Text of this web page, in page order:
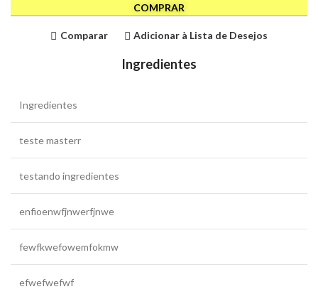
COMPRAR
Comparar Adicionar à Lista de Desejos
Ingredientes
Ingredientes
teste masterr
testando ingredientes
enfioenwfjnwerfjnwe
fewfkwefowemfokmw
efwefwefwf